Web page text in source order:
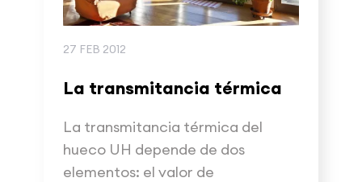
27 FEB 2012
La transmitancia térmica
La transmitancia térmica del
hueco UH depende de dos
elementos: el valor de